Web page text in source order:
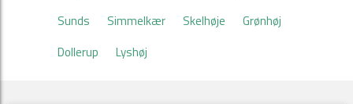
Sunds
Simmelkær Skelhøje
Grønhøj
Dollerup
Lyshøj